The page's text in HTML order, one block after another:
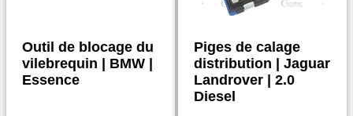
Outil de blocage du
vilebrequin | BMW |
Essence
Piges de calage
distribution | Jaguar
Landrover | 2.0
Diesel